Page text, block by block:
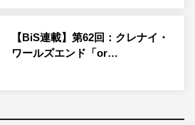
【BiS連載】第62回：クレナイ・
ワールズエンド「or…